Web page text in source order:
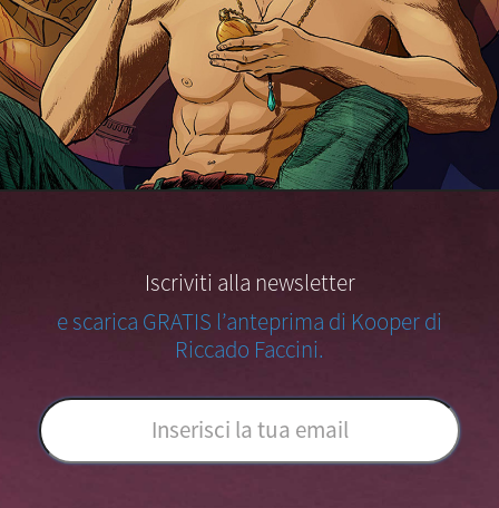
Iscriviti alla newsletter
e scarica GRATIS l’anteprima di Kooper di
Riccado Faccini.